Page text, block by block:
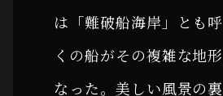
は「難破船海岸」とも
くの船がその複雑な地
なった。美しい風景の